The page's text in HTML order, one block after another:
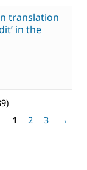
translation
in the
1
2 3 →